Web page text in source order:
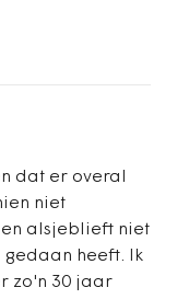
dat er overal
niet
alsjeblieft niet
gedaan heeft. Ik
zo'n 30 jaar